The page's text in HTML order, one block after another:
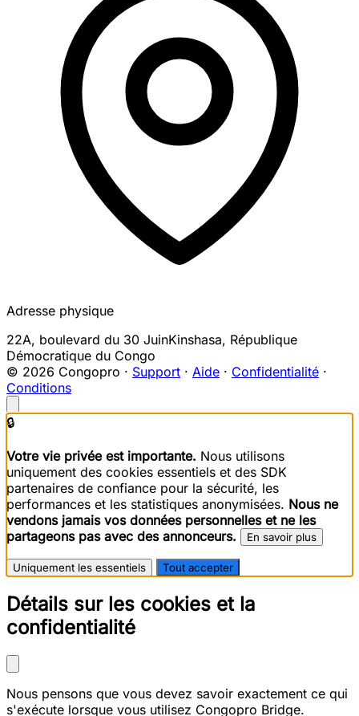
Adresse physique
22A, boulevard du 30 JuinKinshasa, République
Démocratique du Congo
© 2026 Congopro · Support · Aide · Confidentialité ·
Conditions
🔒
Votre vie privée est importante. Nous utilisons
uniquement des cookies essentiels et des SDK
partenaires de confiance pour la sécurité, les
performances et les statistiques anonymisées. Nous ne
vendons jamais vos données personnelles et ne les
partageons pas avec des annonceurs.
En savoir plus
Uniquement les essentiels Tout accepter
Détails sur les cookies et la
confidentialité
Nous pensons que vous devez savoir exactement ce qui
s'exécute lorsque vous utilisez Congopro Bridge.